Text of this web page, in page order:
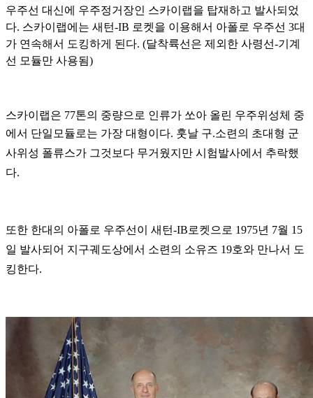
우주선 대신에 우주정거장인 스카이랩을 탑재하고 발사되었
다. 스카이랩에는 새턴-IB 로켓을 이용해서 아폴로 우주선 3대
가 연속해서 도킹하게 된다. (달착륙선은 제외한 사령선-기계
선 모듈만 사용됨)
스카이랩은 77톤의 중량으로 인류가 쏘아 올린 우주위성체 중
에서 단일모듈로는 가장 대형이다. 훗날 구.소련의 초대형 군
사위성 폴류스가 그것보다 무거웠지만 시험발사에서 추락했
다.
또한 한대의 아폴로 우주선이 새턴-IB로켓으로 1975년 7월 15
일 발사되어 지구궤도상에서 소련의 소유즈 19호와 만나서 도
킹한다.